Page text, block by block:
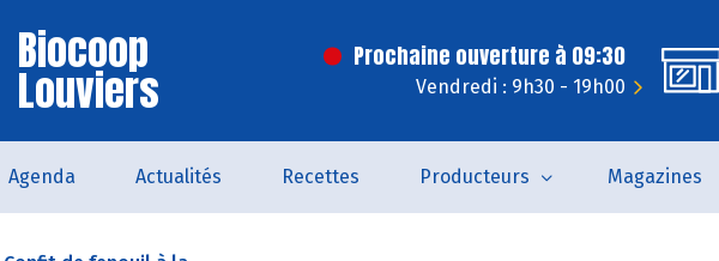
Biocoop
Louviers
Prochaine ouverture à 09:30
Vendredi : 9h30 - 19h00
Agenda Actualités Recettes Producteurs Magazines